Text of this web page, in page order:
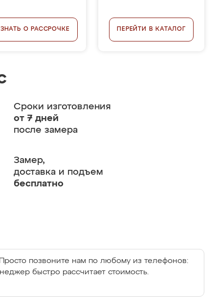
О РАССРОЧКЕ ПЕРЕЙТИ В КАТАЛОГ
Сроки изготовления
от 7 дней
после замера
Замер,
доставка и подъем
бесплатно
позвоните нам по любому из телефонов:
быстро рассчитает стоимость.